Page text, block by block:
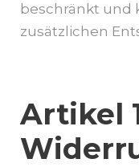
beschränkt und
zusätzlichen
Artikel